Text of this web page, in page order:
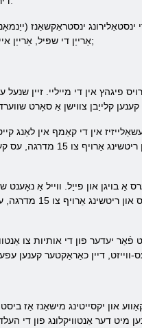
ינסטאַלירונג ינסטראַקשאַנז
אַרייַן די שפּיל, אַרייַן אייער לאָגין און פּאַראָל. דאס אייגן רעגיסטראַציע אין די שפּיל עלסוואָרד ענדס און איר קענען אָנהייבן פּלייינג! & נבספּ;
פיגהץ אין די מייליי. זיין
אין די קאַמף אין לאַנג
עלסוואָרד צו די
בויגן און פייַל. ווייל אַ
שפּיל
און יקסייטינג מישאַנז אַז
מיט דער אַנטוויקלונג פון